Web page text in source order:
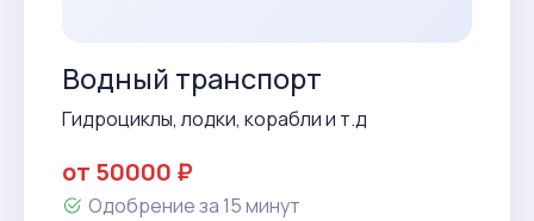
Водный транспорт
Гидроциклы, лодки, корабли и т.д
от 50000 ₽
Одобрение за 15 минут